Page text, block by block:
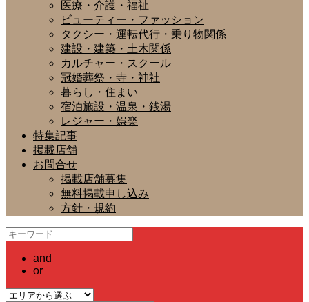
医療・介護・福祉
ビューティー・ファッション
タクシー・運転代行・乗り物関係
建設・建築・土木関係
カルチャー・スクール
冠婚葬祭・寺・神社
暮らし・住まい
宿泊施設・温泉・銭湯
レジャー・娯楽
特集記事
掲載店舗
お問合せ
掲載店舗募集
無料掲載申し込み
方針・規約
and
or